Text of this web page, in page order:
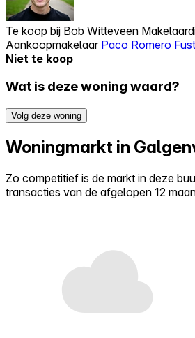
Te koop bij Bob Witteveen
Aankoopmakelaar Paco Romero
Niet te koop
Wat is deze woning waard?
Volg deze woning
Woningmarkt in
Zo competitief is de markt in deze
transacties van de afgelopen 12